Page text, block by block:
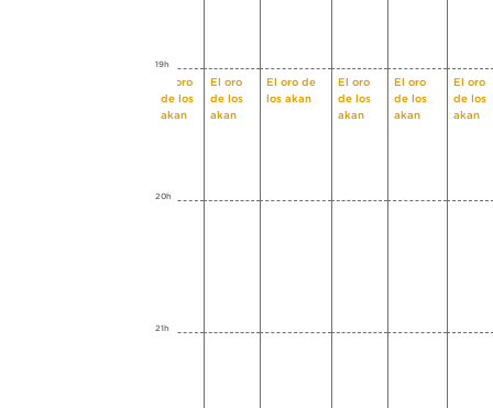
19h
El oro
de los
akan
El oro
de los
akan
El oro de
los akan
El oro
de los
akan
El oro
de los
akan
El oro
de los
akan
20h
21h